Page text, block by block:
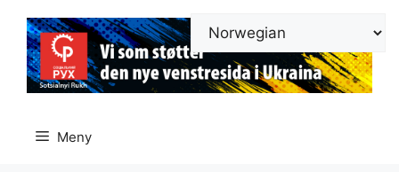
innhold
Meny